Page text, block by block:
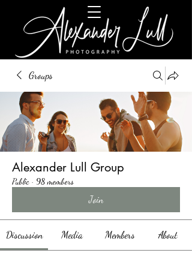
Groups
Alexander Lull Group
Public · 98 members
Join
Discussion Media Members About